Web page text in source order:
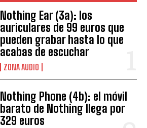
Nothing Ear (3a): los
auriculares de 99 euros que
pueden grabar hasta lo que
acabas de escuchar
ZONA AUDIO
Nothing Phone (4b): el móvil
barato de Nothing llega por
329 euros